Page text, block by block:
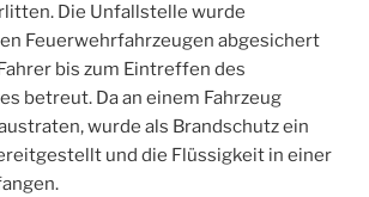
Die Unfallstelle wurde
Feuerwehrfahrzeugen abgesichert
bis zum Eintreffen des
betreut. Da an einem Fahrzeug
wurde als Brandschutz ein
und die Flüssigkeit in einer